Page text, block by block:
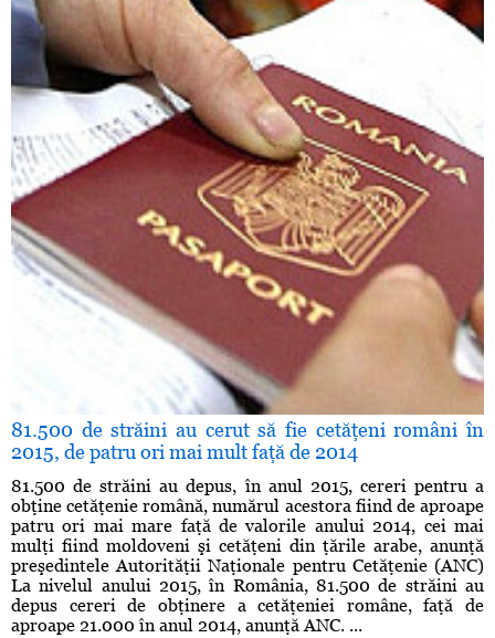
81.500 de străini au cerut să fie cetăţeni români în
2015, de patru ori mai mult faţă de 2014
81.500 de străini au depus, în anul 2015, cereri pentru a
obţine cetăţenie română, numărul acestora fiind de aproape
patru ori mai mare faţă de valorile anului 2014, cei mai
mulţi fiind moldoveni şi cetăţeni din ţările arabe, anunţă
preşedintele Autorităţii Naţionale pentru Cetăţenie (ANC)
La nivelul anului 2015, în România, 81.500 de străini au
depus cereri de obţinere a cetăţeniei române, faţă de
aproape 21.000 în anul 2014, anunţă ANC. ...